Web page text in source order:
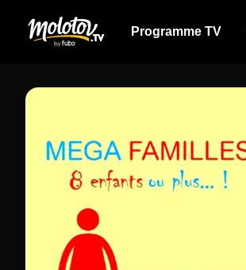
Programme TV